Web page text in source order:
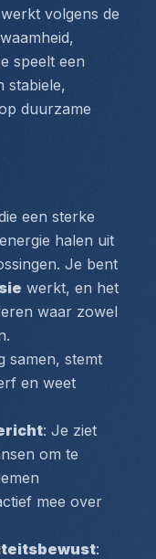
volgens de
speelt een
stabiele,
duurzame
een sterke
halen uit
Je bent
werkt, en het
waar zowel
samen, stemt
en weet
: Je ziet
om te
mee over
: